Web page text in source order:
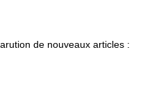
de nouveaux articles :